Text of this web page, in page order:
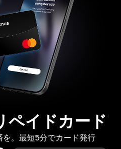
ペイドカード
。最短5分でカード発行